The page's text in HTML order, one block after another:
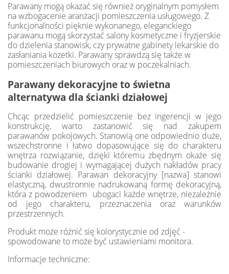
Parawany mogą okazać się również oryginalnym pomysłem
na wzbogacenie aranżacji pomieszczenia usługowego. Z
funkcjonalności pięknie wykonanego, eleganckiego
parawanu mogą skorzystać salony kosmetyczne i fryzjerskie
do dzielenia stanowisk, czy prywatne gabinety lekarskie do
zasłaniania kozetki. Parawany sprawdzą się także w
pomieszczeniach biurowych oraz w poczekalniach.
Parawany dekoracyjne to świetna
alternatywa dla ścianki działowej
Chcąc przedzielić pomieszczenie bez ingerencji w jego
konstrukcję, warto zastanowić się nad zakupem
parawanów pokojowych. Stanowią one odpowiednio duże,
wszechstronne i łatwo dopasowujące się do charakteru
wnętrza rozwiązanie, dzięki któremu zbędnym okaże się
budowanie drogiej i wymagającej dużych nakładów pracy
ścianki działowej. Parawan dekoracyjny [nazwa] stanowi
elastyczną, dwustronnie nadrukowaną formę dekoracyjną,
która z powodzeniem ubogaci każde wnętrze, niezależnie
od jego charakteru, przeznaczenia oraz warunków
przestrzennych.
Produkt może różnić się kolorystycznie od zdjęć -
spowodowane to może być ustawieniami monitora.
Informacje techniczne: